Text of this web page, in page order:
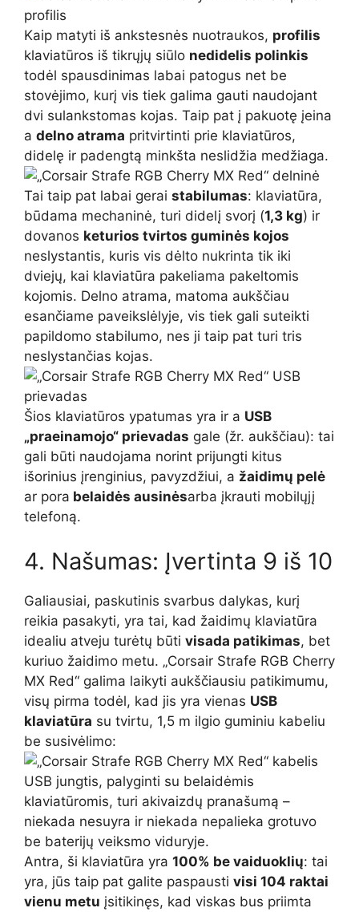
Kaip matyti iš ankstesnės nuotraukos, profilis
klaviatūros iš tikrųjų siūlo nedidelis polinkis
todėl spausdinimas labai patogus net be
stovėjimo, kurį vis tiek galima gauti naudojant
dvi sulankstomas kojas. Taip pat į pakuotę įeina
a delno atrama pritvirtinti prie klaviatūros,
didelę ir padengtą minkšta neslidžia medžiaga.
Tai taip pat labai gerai stabilumas: klaviatūra,
būdama mechaninė, turi didelį svorį (1,3 kg) ir
dovanos keturios tvirtos guminės kojos
neslystantis, kuris vis dėlto nukrinta tik iki
dviejų, kai klaviatūra pakeliama pakeltomis
kojomis. Delno atrama, matoma aukščiau
esančiame paveikslėlyje, vis tiek gali suteikti
papildomo stabilumo, nes ji taip pat turi tris
neslystančias kojas.
Šios klaviatūros ypatumas yra ir a USB
„praeinamojo“ prievadas gale (žr. aukščiau): tai
gali būti naudojama norint prijungti kitus
išorinius įrenginius, pavyzdžiui, a žaidimų pelė
ar pora belaidės ausinėsarba įkrauti mobilųjį
telefoną.
4. Našumas: Įvertinta 9 iš 10
Galiausiai, paskutinis svarbus dalykas, kurį
reikia pasakyti, yra tai, kad žaidimų klaviatūra
idealiu atveju turėtų būti visada patikimas, bet
kuriuo žaidimo metu. „Corsair Strafe RGB Cherry
MX Red“ galima laikyti aukščiausiu patikimumu,
visų pirma todėl, kad jis yra vienas USB
klaviatūra su tvirtu, 1,5 m ilgio guminiu kabeliu
be susivėlimo:
USB jungtis, palyginti su belaidėmis
klaviatūromis, turi akivaizdų pranašumą –
niekada nesuyra ir niekada nepalieka grotuvo
be baterijų veiksmo viduryje.
Antra, ši klaviatūra yra 100% be vaiduoklių: tai
yra, jūs taip pat galite paspausti visi 104 raktai
vienu metu įsitikinęs, kad viskas bus priimta